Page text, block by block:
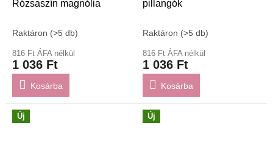
Rózsaszín magnólia
Raktáron (>5 db)
816 Ft ÁFA nélkül
1 036 Ft
Kosárba
pillangók
Raktáron (>5 db)
816 Ft ÁFA nélkül
1 036 Ft
Kosárba
Új Új